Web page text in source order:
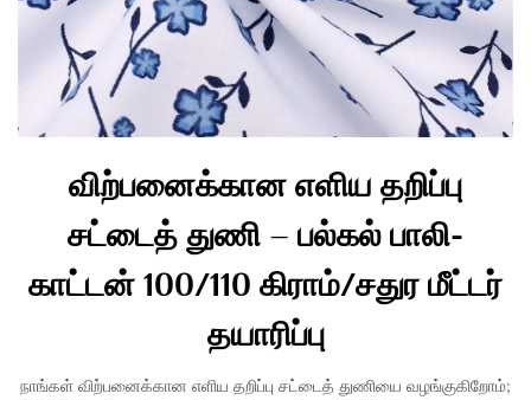
விற்பனைக்கான எளிய தறிப்பு
சட்டைத் துணி – பல்கல் பாலி-
காட்டன் 100/110 கிராம்/சதுர மீட்டர்
தயாரிப்பு
நாங்கள் விற்பனைக்கான எளிய தறிப்பு சட்டைத் துணியை வழங்குகிறோம்;